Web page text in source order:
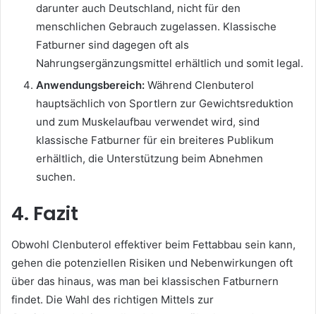
darunter auch Deutschland, nicht für den
menschlichen Gebrauch zugelassen. Klassische
Fatburner sind dagegen oft als
Nahrungsergänzungsmittel erhältlich und somit legal.
Anwendungsbereich: Während Clenbuterol
hauptsächlich von Sportlern zur Gewichtsreduktion
und zum Muskelaufbau verwendet wird, sind
klassische Fatburner für ein breiteres Publikum
erhältlich, die Unterstützung beim Abnehmen
suchen.
4. Fazit
Obwohl Clenbuterol effektiver beim Fettabbau sein kann,
gehen die potenziellen Risiken und Nebenwirkungen oft
über das hinaus, was man bei klassischen Fatburnern
findet. Die Wahl des richtigen Mittels zur